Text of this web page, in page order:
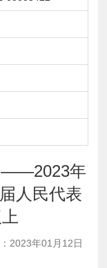
——2023年
人民代表
2023年01月12日